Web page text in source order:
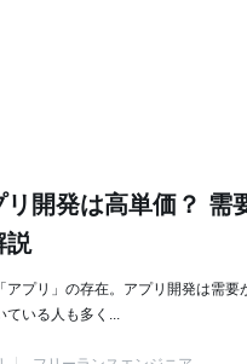
開発は高単価？ 需
説
プリ」の存在。アプリ開発は需要
ている人も多く...